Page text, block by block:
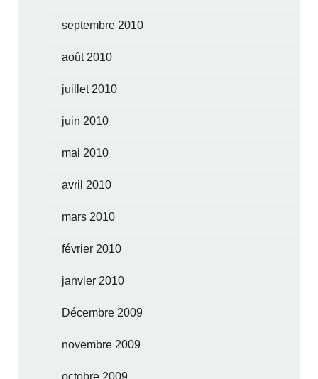
septembre 2010
août 2010
juillet 2010
juin 2010
mai 2010
avril 2010
mars 2010
février 2010
janvier 2010
Décembre 2009
novembre 2009
octobre 2009